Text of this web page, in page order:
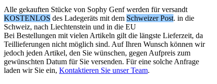
Alle gekauften Stücke von Sophy Genf werden für versandt
KOSTENLOS des Ladegeräts mit dem Schweizer Post. in die
Schweiz, nach Liechtenstein und in die EU
Bei Bestellungen mit vielen Artikeln gilt die längste Lieferzeit, da
Teillieferungen nicht möglich sind. Auf Ihren Wunsch können wir
jedoch jeden Artikel, den Sie wünschen, gegen Aufpreis zum
gewünschten Datum für Sie versenden. Für eine solche Anfrage
laden wir Sie ein, Kontaktieren Sie unser Team.